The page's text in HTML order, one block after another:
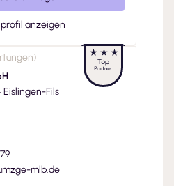
anzeigen
)
Eislingen-Fils
mlb.de